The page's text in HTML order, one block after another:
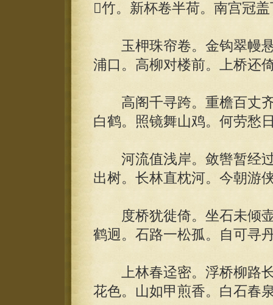
竹。新杯卷半荷。南宫冠
玉柙珠帘卷。金钩翠幔悬
浦口。高柳对楼前。上桥还
高阁千寻跨。重檐百丈齐
白鹤。照镜舞山鸡。何劳愁
河流值浅岸。敛辔暂经过
出树。长林直枕河。今朝游
度桥犹徙倚。坐石未倾壶
鹤迥。石路一松孤。自可寻
上林春迳密。浮桥柳路长
花色。山如甲煎香。白石春